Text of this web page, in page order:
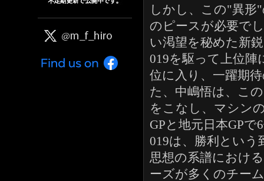
しかし、この"異形
のピースが必要で
い渇望を秘めた新
019を駆って上位陣
位に入り、一躍期
た、中嶋悟は、こ
をこなし、マシン
GPと地元日本GP
019は、勝利という
思想の系譜におけ
ーズが多くのチー